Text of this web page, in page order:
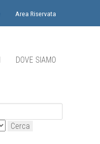
Area Riservata
DOVE SIAMO